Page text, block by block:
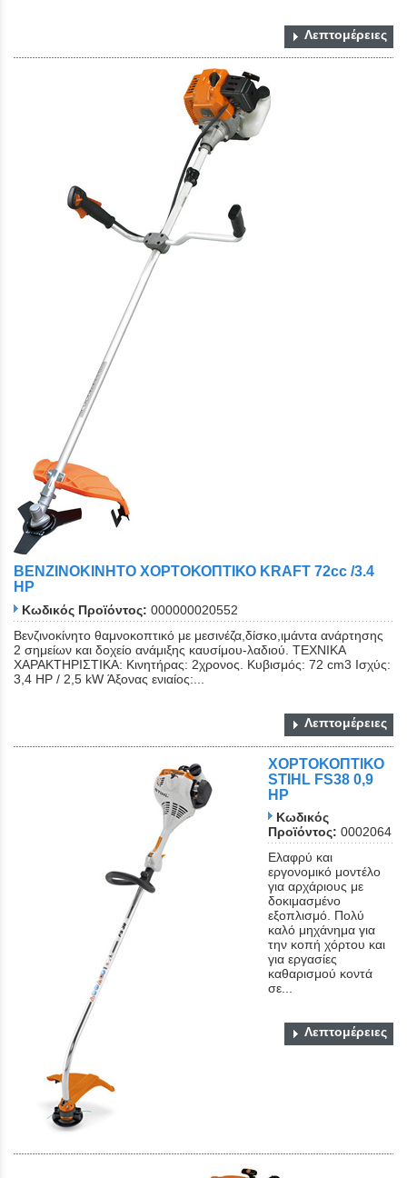
Λεπτομέρειες
ΒΕΝΖΙΝΟΚΙΝΗΤΟ ΧΟΡΤΟΚΟΠΤΙΚΟ KRAFT 72cc /3.4
HP
Κωδικός Προϊόντος: 000000020552
Βενζινοκίνητο θαμνοκοπτικό με μεσινέζα,δίσκο,ιμάντα ανάρτησης
2 σημείων και δοχείο ανάμιξης καυσίμου-λαδιού. ΤΕΧΝΙΚΑ
ΧΑΡΑΚΤΗΡΙΣΤΙΚΑ: Κινητήρας: 2χρονος. Κυβισμός: 72 cm3 Ισχύς:
3,4 HP / 2,5 kW Άξονας ενιαίος:...
Λεπτομέρειες
ΧΟΡΤΟΚΟΠΤΙΚΟ
STIHL FS38 0,9
ΗΡ
Κωδικός
Προϊόντος: 0002064
Ελαφρύ και
εργονομικό μοντέλο
για αρχάριους με
δοκιμασμένο
εξοπλισμό. Πολύ
καλό μηχάνημα για
την κοπή χόρτου και
για εργασίες
καθαρισμού κοντά
σε...
Λεπτομέρειες